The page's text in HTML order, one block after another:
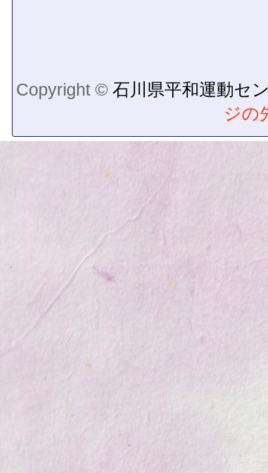
Copyright © 石川県平和運動セ
ジの